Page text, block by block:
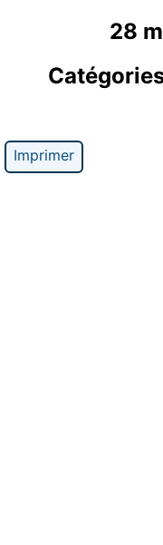
28
Imprimer